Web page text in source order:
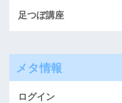
足つぼ講座
メタ情報
ログイン